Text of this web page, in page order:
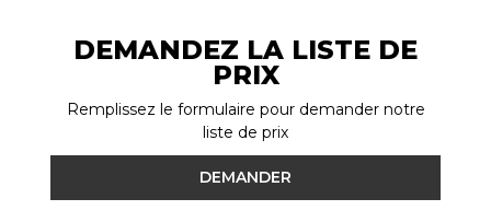
DEMANDEZ LA LISTE DE
PRIX
Remplissez le formulaire pour demander notre
liste de prix
DEMANDER